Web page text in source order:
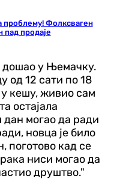
проблему! Фолксваген
продаје
дошао у Њемачку.
од 12 сати по 18
у кешу, живио сам
остајала
дан могао да ради
новца је било
поготово кад се
ниси могао да
друштво."